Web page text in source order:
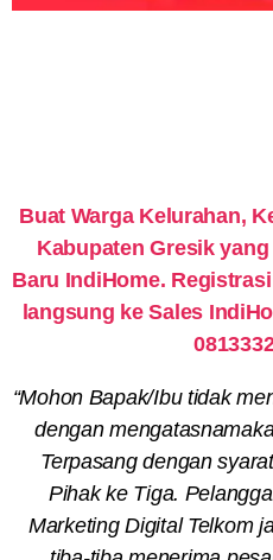
Buat Warga Kelurahan,
Kabupaten Gresik
Baru IndiHome.
langsung ke Sales
“Mohon Bapak/Ibu tidak
dengan
Terpasang dengan
Pihak ke Tiga.
Marketing Digital Telkom